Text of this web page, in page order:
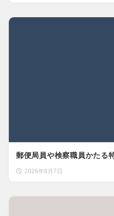
郵便局員や検察職員かた
2026年8月7日